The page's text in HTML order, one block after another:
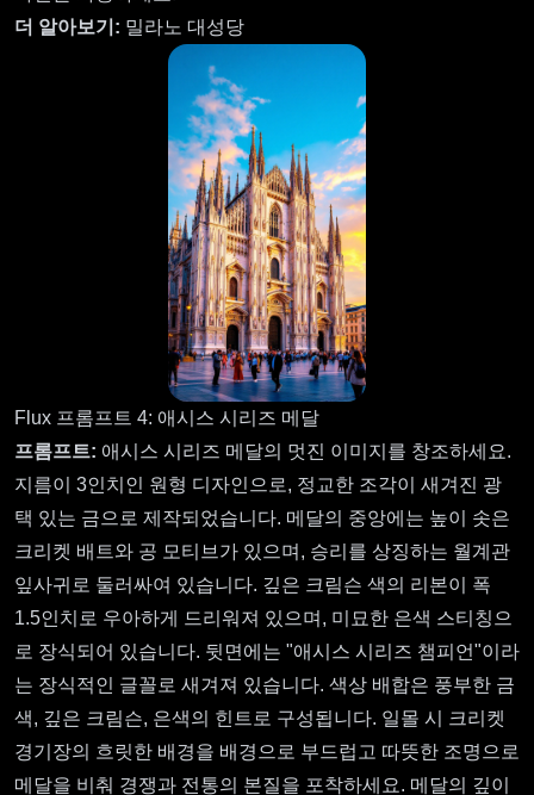
더 알아보기: 밀라노 대성당
Flux 프롬프트 4: 애시스 시리즈 메달
프롬프트: 애시스 시리즈 메달의 멋진 이미지를 창조하세요.
지름이 3인치인 원형 디자인으로, 정교한 조각이 새겨진 광
택 있는 금으로 제작되었습니다. 메달의 중앙에는 높이 솟은
크리켓 배트와 공 모티브가 있으며, 승리를 상징하는 월계관
잎사귀로 둘러싸여 있습니다. 깊은 크림슨 색의 리본이 폭
1.5인치로 우아하게 드리워져 있으며, 미묘한 은색 스티칭으
로 장식되어 있습니다. 뒷면에는 "애시스 시리즈 챔피언"이라
는 장식적인 글꼴로 새겨져 있습니다. 색상 배합은 풍부한 금
색, 깊은 크림슨, 은색의 힌트로 구성됩니다. 일몰 시 크리켓
경기장의 흐릿한 배경을 배경으로 부드럽고 따뜻한 조명으로
메달을 비춰 경쟁과 전통의 본질을 포착하세요. 메달의 깊이